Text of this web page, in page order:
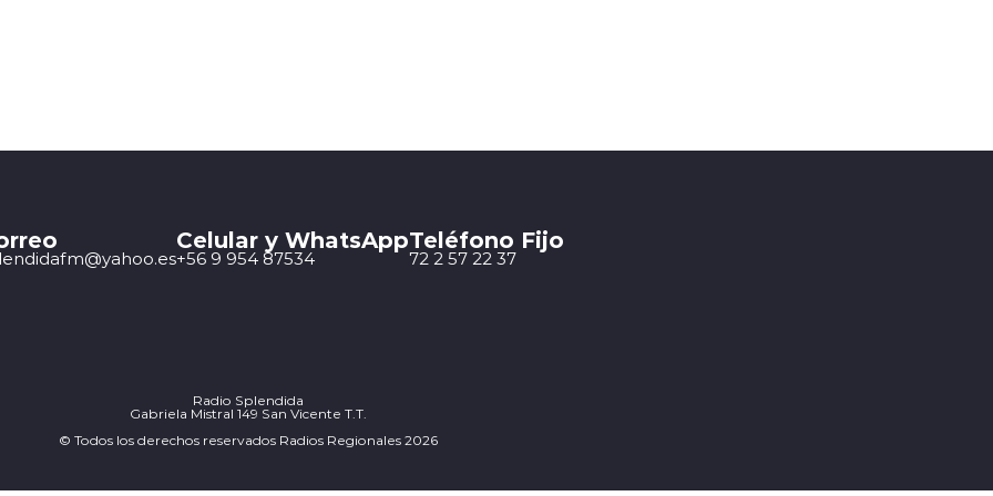
Celular y WhatsApp
+56 9 954 87534
Teléfono Fijo
72 2 57 22 37
Radio Splendida
Gabriela Mistral 149 San Vicente T.T.
© Todos los derechos reservados Radios Regionales 2026